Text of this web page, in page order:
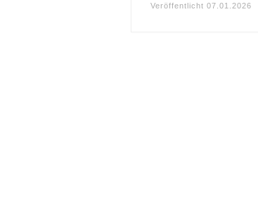
Veröffentlicht 07.01.2026